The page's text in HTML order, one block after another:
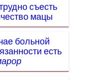
съесть
мацы
больной
есть